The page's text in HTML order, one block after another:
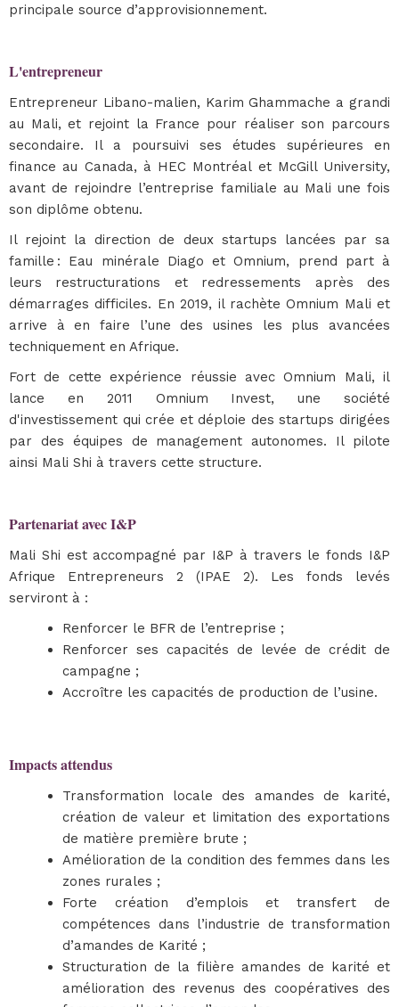
principale source d’approvisionnement.
L'entrepreneur
Entrepreneur Libano-malien, Karim Ghammache a grandi
au Mali, et rejoint la France pour réaliser son parcours
secondaire. Il a poursuivi ses études supérieures en
finance au Canada, à HEC Montréal et McGill University,
avant de rejoindre l’entreprise familiale au Mali une fois
son diplôme obtenu.
Il rejoint la direction de deux startups lancées par sa
famille : Eau minérale Diago et Omnium, prend part à
leurs restructurations et redressements après des
démarrages difficiles. En 2019, il rachète Omnium Mali et
arrive à en faire l’une des usines les plus avancées
techniquement en Afrique.
Fort de cette expérience réussie avec Omnium Mali, il
lance en 2011 Omnium Invest, une société
d'investissement qui crée et déploie des startups dirigées
par des équipes de management autonomes. Il pilote
ainsi Mali Shi à travers cette structure.
Partenariat avec I&P
Mali Shi est accompagné par I&P à travers le fonds I&P
Afrique Entrepreneurs 2 (IPAE 2). Les fonds levés
serviront à :
Renforcer le BFR de l’entreprise ;
Renforcer ses capacités de levée de crédit de
campagne ;
Accroître les capacités de production de l’usine.
Impacts attendus
Transformation locale des amandes de karité,
création de valeur et limitation des exportations
de matière première brute ;
Amélioration de la condition des femmes dans les
zones rurales ;
Forte création d’emplois et transfert de
compétences dans l’industrie de transformation
d’amandes de Karité ;
Structuration de la filière amandes de karité et
amélioration des revenus des coopératives des